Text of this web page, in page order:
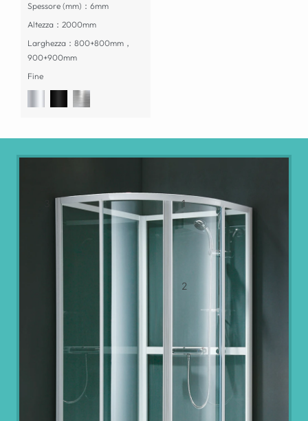
Spessore (mm)：6mm
Altezza：2000mm
Larghezza：800+800mm，
900+900mm
Fine
1
2